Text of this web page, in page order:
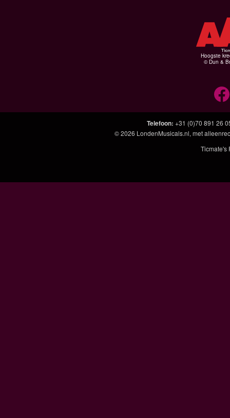
Hoogste
© Dun &
Telefoon: +31 (0)70 891 26
© 2026 LondenMusicals.nl, met
Ticmate's